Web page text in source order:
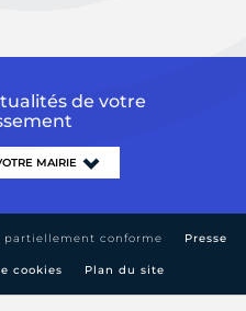
de votre
partiellement conforme Presse
cookies Plan du site